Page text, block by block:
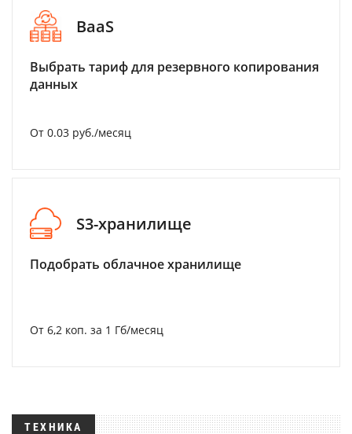
BaaS
Выбрать тариф для резервного копирования
данных
От 0.03 руб./месяц
S3-хранилище
Подобрать облачное хранилище
От 6,2 коп. за 1 Гб/месяц
ТЕХНИКА